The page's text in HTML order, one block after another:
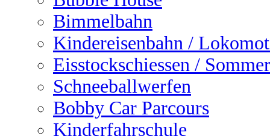
Bimmelbahn
Kindereisenbahn /
Eisstockschiessen /
Schneeballwerfen
Bobby Car Parcours
Kinderfahrschule